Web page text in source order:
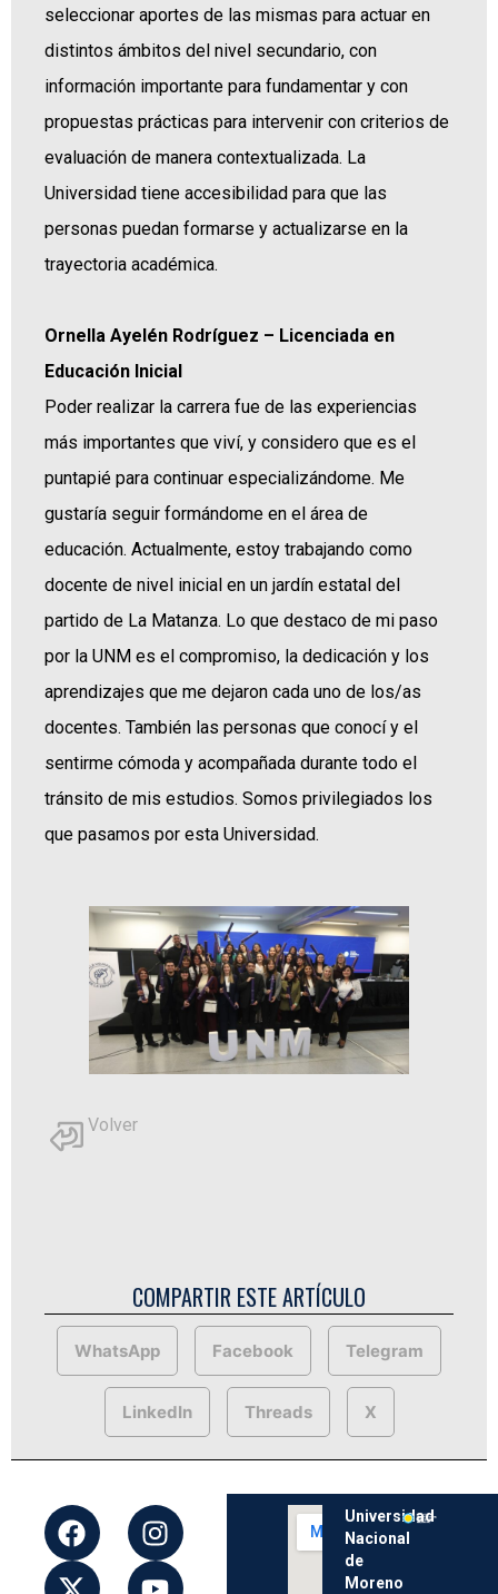
seleccionar aportes de las mismas para actuar en
distintos ámbitos del nivel secundario, con
información importante para fundamentar y con
propuestas prácticas para intervenir con criterios de
evaluación de manera contextualizada. La
Universidad tiene accesibilidad para que las
personas puedan formarse y actualizarse en la
trayectoria académica.
Ornella Ayelén Rodríguez – Licenciada en
Educación Inicial
Poder realizar la carrera fue de las experiencias
más importantes que viví, y considero que es el
puntapié para continuar especializándome. Me
gustaría seguir formándome en el área de
educación. Actualmente, estoy trabajando como
docente de nivel inicial en un jardín estatal del
partido de La Matanza. Lo que destaco de mi paso
por la UNM es el compromiso, la dedicación y los
aprendizajes que me dejaron cada uno de los/as
docentes. También las personas que conocí y el
sentirme cómoda y acompañada durante todo el
tránsito de mis estudios. Somos privilegiados los
que pasamos por esta Universidad.
Volver
COMPARTIR ESTE ARTÍCULO
WhatsApp Facebook Telegram
LinkedIn Threads X
Universidad
Nacional
de
Moreno